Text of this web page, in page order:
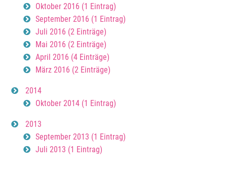
Oktober 2016 (1 Eintrag)
September 2016 (1 Eintrag)
Juli 2016 (2 Einträge)
Mai 2016 (2 Einträge)
April 2016 (4 Einträge)
März 2016 (2 Einträge)
2014
Oktober 2014 (1 Eintrag)
2013
September 2013 (1 Eintrag)
Juli 2013 (1 Eintrag)